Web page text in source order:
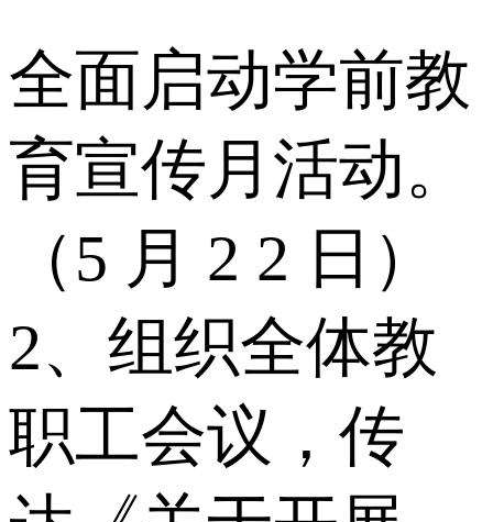
全面启动学前教
育宣传月活动。
（5 月 2 2 日）
2、组织全体教
职工会议，传